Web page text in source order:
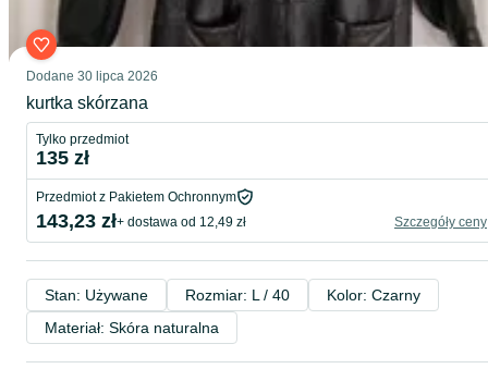
Dodane 30 lipca 2026
kurtka skórzana
Tylko przedmiot
135 zł
Przedmiot z Pakietem Ochronnym
143,23 zł+ dostawa od 12,49 zł Szczegóły ceny
Stan: Używane Rozmiar: L / 40
Kolor: Czarny
Materiał: Skóra naturalna